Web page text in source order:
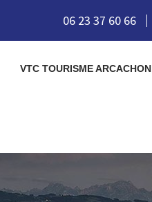
06 23 37 60 66
VTC TOURISME ARCACHON